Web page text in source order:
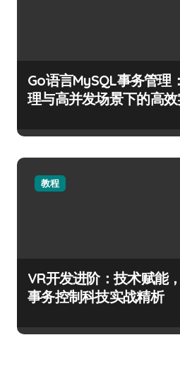
Go语言MySQL事务管理
理与高并发场景下的高
教程
VR开发进阶：技术赋能
事务控制科技实战精析